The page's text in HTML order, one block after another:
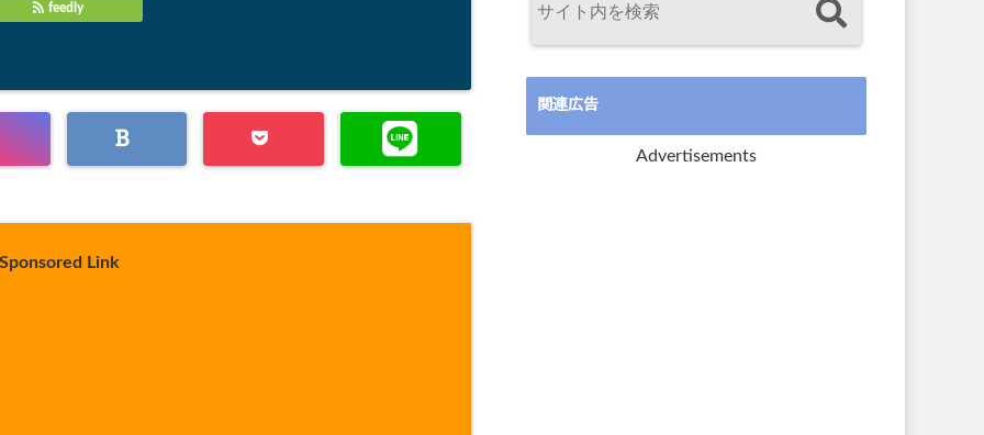
feedly
Sponsored Link
関連広告
Advertisements